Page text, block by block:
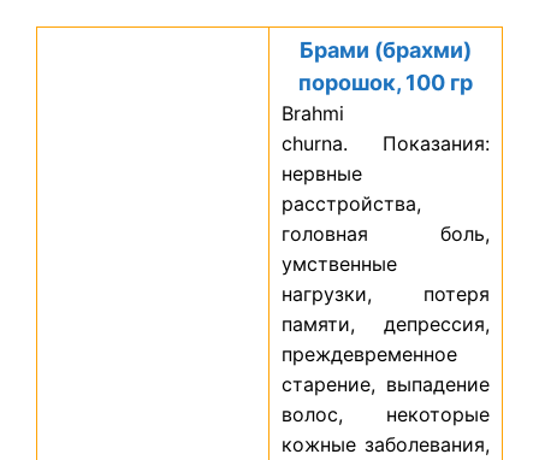
Брами (брахми)
порошок, 100 гр
Brahmi
churna. Показания:
нервные
расстройства,
головная боль,
умственные
нагрузки, потеря
памяти, депрессия,
преждевременное
старение, выпадение
волос, некоторые
кожные заболевания,